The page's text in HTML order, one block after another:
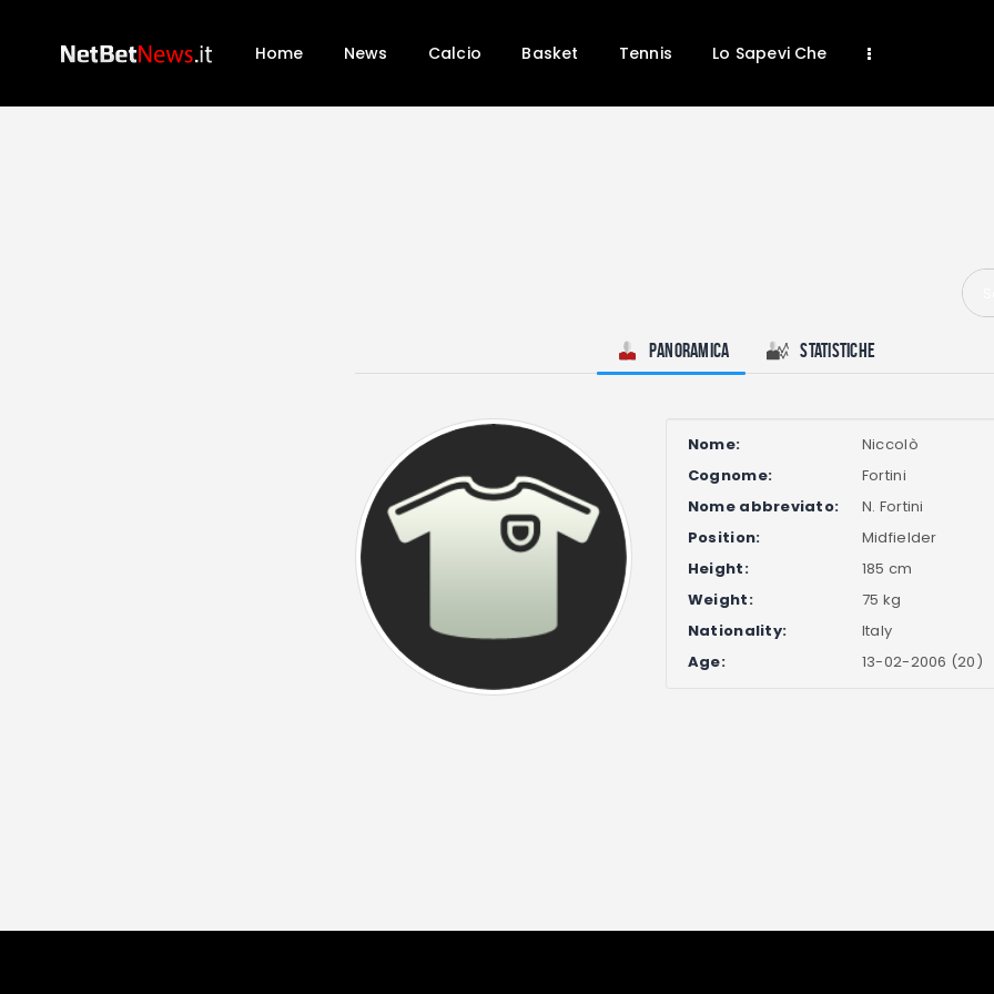
Home News Calcio Basket Tennis Lo Sapevi Che
News
Panoramica Statistiche
Nome:
Niccolò
Cognome:
Fortini
Nome abbreviato:
N. Fortini
Position:
Midfielder
Height:
185 cm
Weight:
75 kg
Nationality:
Italy
Age:
13-02-2006 (20)